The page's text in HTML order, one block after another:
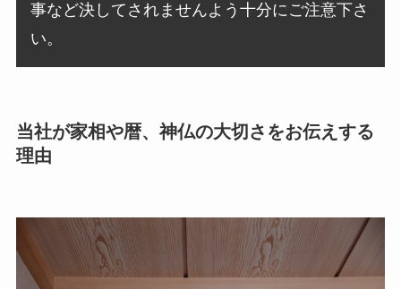
事など決してされませんよう十分にご注意下さ
い。
当社が家相や暦、神仏の大切さをお伝えする
理由